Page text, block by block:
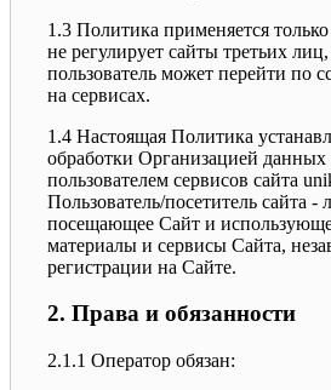
1.3 Политика применяется
не регулирует сайты третьих
пользователь может перейти по
на сервисах.
1.4 Настоящая Политика
обработки Организацией
пользователем сервисов сайта
Пользователь/посетитель сайта -
посещающее Сайт и
материалы и сервисы Сайта,
регистрации на Сайте.
2. Права и обязанности
2.1.1 Оператор обязан: